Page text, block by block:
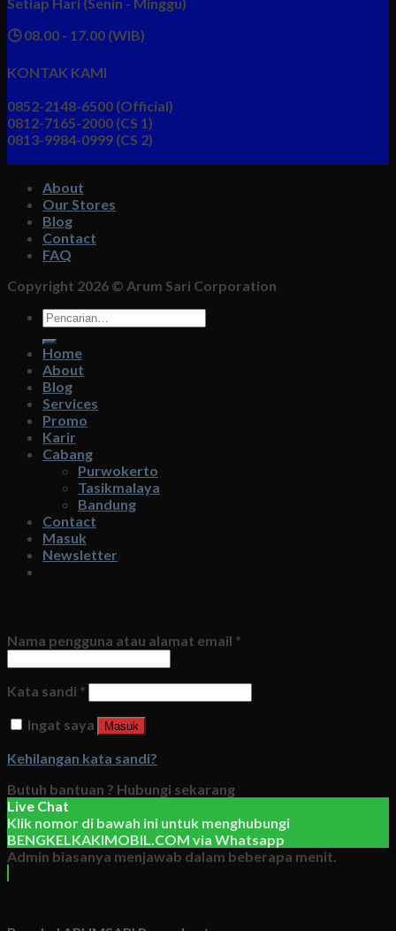
🕒 08.00 - 17.00 (WIB)
KONTAK KAMI
0852-2148-6500 (Official)
0812-7165-2000 (CS 1)
0813-9984-0999 (CS 2)
About
Our Stores
Blog
Contact
FAQ
Copyright 2026 © Arum Sari Corporation
Pencarian
untuk:
Home
About
Blog
Services
Promo
Karir
Cabang
Purwokerto
Tasikmalaya
Bandung
Contact
Masuk
Newsletter
Nama pengguna atau alamat email *
Kata sandi *
Ingat saya
Masuk
Kehilangan kata sandi?
Butuh bantuan ? Hubungi sekarang
Live Chat
Klik nomor di bawah ini untuk menghubungi
BENGKELKAKIMOBIL.COM via Whatsapp
Admin biasanya menjawab dalam beberapa menit.